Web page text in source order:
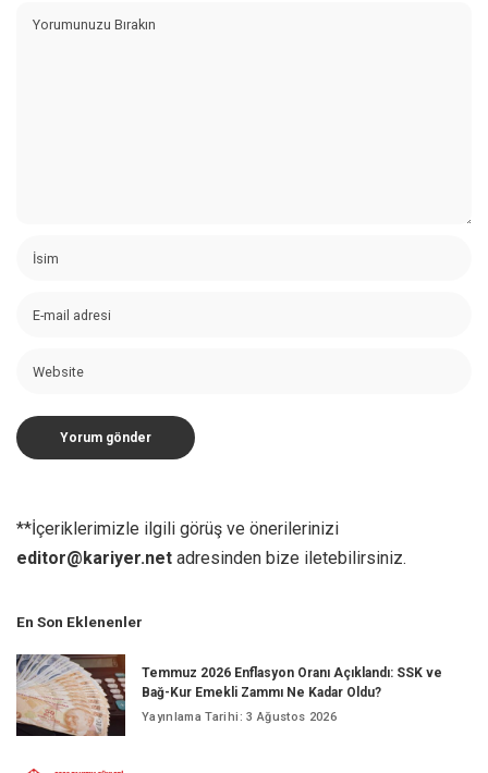
**İçeriklerimizle ilgili görüş ve önerilerinizi
editor@kariyer.net adresinden bize iletebilirsiniz.
En Son Eklenenler
Temmuz 2026 Enflasyon Oranı Açıklandı: SSK ve
Bağ-Kur Emekli Zammı Ne Kadar Oldu?
Yayınlama Tarihi: 3 Ağustos 2026